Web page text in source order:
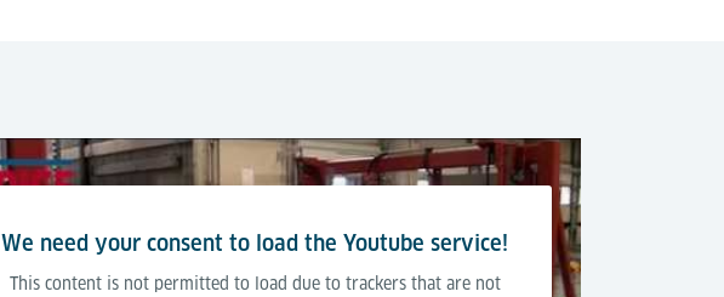
We need your consent to load the Youtube service!
This content is not permitted to load due to trackers that are not